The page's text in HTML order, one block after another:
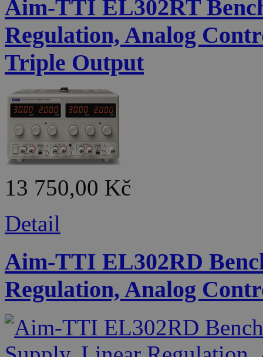
Aim-TTI EL302RT
Regulation, Analog
Triple Output
13 750,00 Kč
Detail
Aim-TTI EL302RD
Regulation, Analog